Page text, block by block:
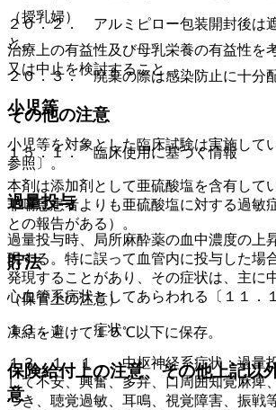
２０．２． アルミピロー包装開封後は
と。
２０．３． 廃棄の際は感染防止に十分
その他の注意
１５．１． 臨床使用に基づく情報
本剤は添加剤として亜硫酸塩を含有して
非喘息患者よりも亜硫酸塩に対する過敏
との報告がある）。
貯法
（保管上の注意）
凍結を避けて１５℃以下に保存。
保険給付上の注意、その他上記以
意
（授乳婦）
治療上の有益性及び母乳栄養の有益性を
又は中止を検討すること。
小児等
小児等を対象とした臨床試験は実施して
参照〕。
過量投与
過量投与時、局所麻酔薬の血中濃度の上
現する。特に誤って血管内に投与した場
発現することがあり、その症状は、主に
心血管系症状としてあらわれる〔１１．
１３．１． 症状
１３．１．１． 中枢神経系症状：過量
して不安、興奮、多弁、口周囲知覚麻痺
つき、聴覚過敏、耳鳴、視覚障害、振戦